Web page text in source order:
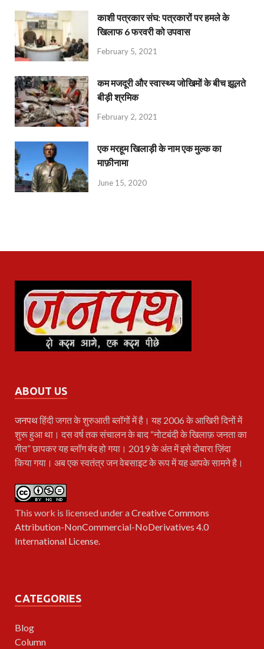
काशी पत्रकार संघ: पत्रकारों पर हमले के
खिलाफ 6 फरवरी को उपवास
February 5, 2021
कम मजदूरी और स्वास्थ्य जोखिमों के बीच झूलते
बीड़ी श्रमिक
February 2, 2021
एक मरहूम खिलाड़ी के नाम एक मुल्क का
माफ़ीनामा
June 15, 2020
ABOUT US
जनपथहिंदी जगत के शुरुआती ब्लॉगों में है। यह 2006 के आखिरी दिनों में
शुरू हुआ था। दस वर्ष तक संचालन के बाद “नोटबंदी के खिलाफ़ जनता का
गीत” छापकर यह ब्लॉग बंद हो गया। 2019 के अंत में इसे दोबारा ज़िंदा
किया गया। अब एक स्वतंत्र जन वेबसाइट के रूप में यह आपके सामने है।
This work is licensed under aCreative Commons
Attribution-NonCommercial-NoDerivatives 4.0
International License.
CATEGORIES
Blog
Column